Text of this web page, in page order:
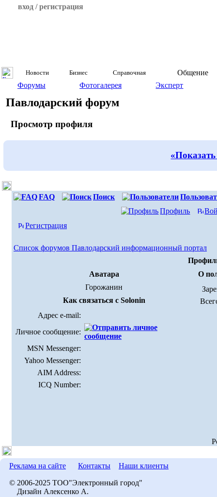
вход / регистрация
Новости Бизнес Справочная
Общение
Форумы
Фотогалерея Эксперт
Павлодарский форум
Просмотр профиля
FAQ Поиск
Профиль
Регистрация
Список форумов Павлодарский информационный портал
Аватара
О
Горожанин
Как связаться с Solonin
Адрес e-mail:
Личное сообщение:
MSN Messenger:
Yahoo Messenger:
AIM Address:
ICQ Number:
Реклама на сайте Контакты Наши клиенты
© 2006-2025 ТОО"Электронный город"
Дизайн Алексенко А.